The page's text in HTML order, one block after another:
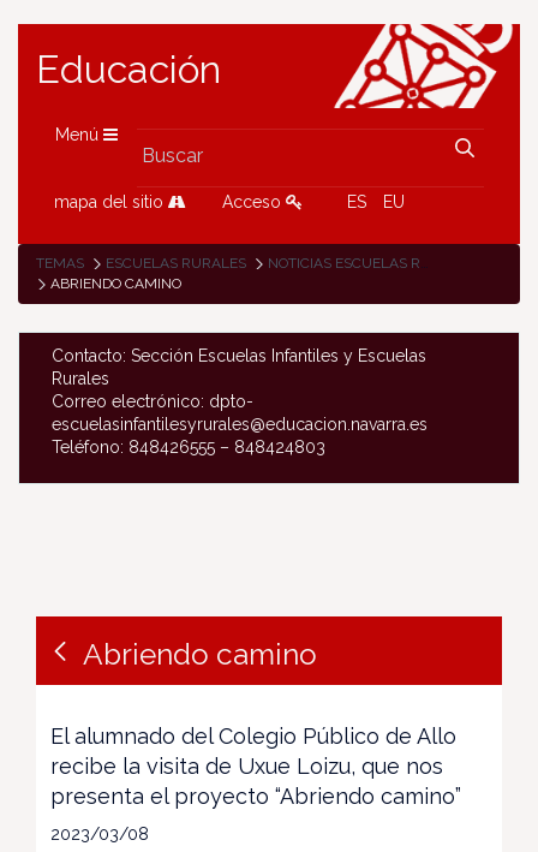
Educación
Menú
mapa del sitio Acceso ES EU
TEMAS ESCUELAS RURALES
NOTICIAS ESCUELAS RURALES
ABRIENDO CAMINO
Contacto: Sección Escuelas Infantiles y Escuelas
Rurales
Correo electrónico: dpto-
escuelasinfantilesyrurales@educacion.navarra.es
Teléfono: 848426555 – 848424803
Abriendo camino
El alumnado del Colegio Público de Allo
recibe la visita de Uxue Loizu, que nos
presenta el proyecto “Abriendo camino”
2023/03/08